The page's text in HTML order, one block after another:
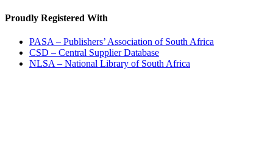
Proudly Registered With
PASA – Publishers’ Association of South Africa
CSD – Central Supplier Database
NLSA – National Library of South Africa